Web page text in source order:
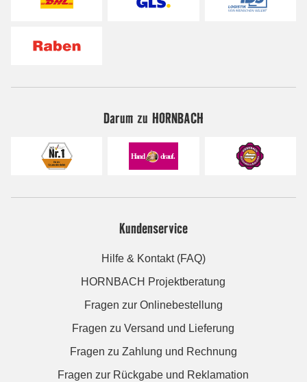
Darum zu HORNBACH
Kundenservice
Hilfe & Kontakt (FAQ)
HORNBACH Projektberatung
Fragen zur Onlinebestellung
Fragen zu Versand und Lieferung
Fragen zu Zahlung und Rechnung
Fragen zur Rückgabe und Reklamation